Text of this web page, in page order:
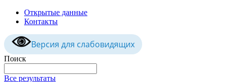
Открытые данные
Контакты
Версия для слабовидящих
Поиск
Все результаты